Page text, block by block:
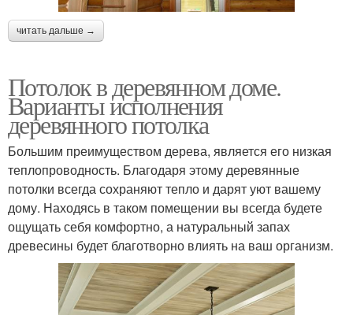
читать дальше →
Потолок в деревянном доме.
Варианты исполнения
деревянного потолка
Большим преимуществом дерева, является его низкая
теплопроводность. Благодаря этому деревянные
потолки всегда сохраняют тепло и дарят уют вашему
дому. Находясь в таком помещении вы всегда будете
ощущать себя комфортно, а натуральный запах
древесины будет благотворно влиять на ваш организм.